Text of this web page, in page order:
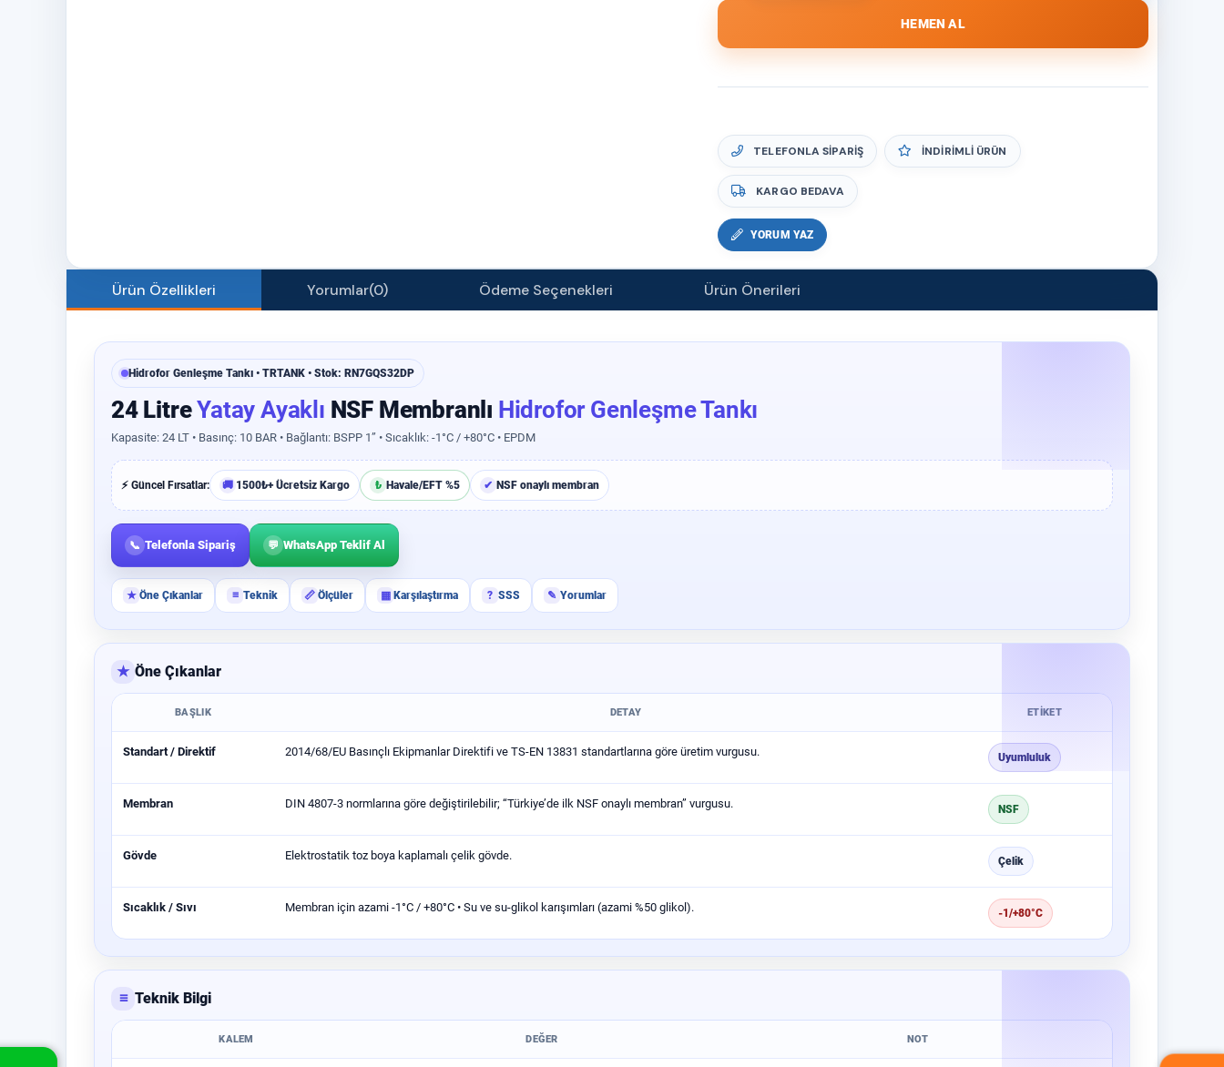
TELEFONLA SIPARIŞ İNDIRIMLI ÜRÜN
KARGO BEDAVA
YORUM YAZ
Ürün Özellikleri Yorumlar(0) Ödeme Seçenekleri Ürün Önerileri
Hidrofor Genleşme Tankı • TRTANK • Stok: RN7GQS32DP
24 LitreYatay Ayaklı NSF Membranlı Hidrofor Genleşme Tankı
Kapasite: 24 LT • Basınç: 10 BAR • Bağlantı: BSPP 1” • Sıcaklık: -1°C / +80°C • EPDM
⚡ Güncel Fırsatlar: 🚚 1500₺+ Ücretsiz Kargo ₺ Havale/EFT %5 ✔ NSF onaylı membran
📞 Telefonla Sipariş 💬 WhatsApp Teklif Al
★ Öne Çıkanlar ≡ Teknik 📏 Ölçüler ▦ Karşılaştırma ? SSS ✎ Yorumlar
★ Öne Çıkanlar
BAŞLIK DETAY ETIKET
Standart / Direktif 2014/68/EU Basınçlı Ekipmanlar Direktifi ve TS-EN 13831 standartlarına göre üretim vurgusu. Uyumluluk
Membran DIN 4807-3 normlarına göre değiştirilebilir; “Türkiye’de ilk NSF onaylı membran” vurgusu. NSF
Gövde Elektrostatik toz boya kaplamalı çelik gövde. Çelik
Sıcaklık / Sıvı Membran için azami -1°C / +80°C • Su ve su-glikol karışımları (azami %50 glikol). -1/+80°C
≡ Teknik Bilgi
KALEM DEĞER NOT